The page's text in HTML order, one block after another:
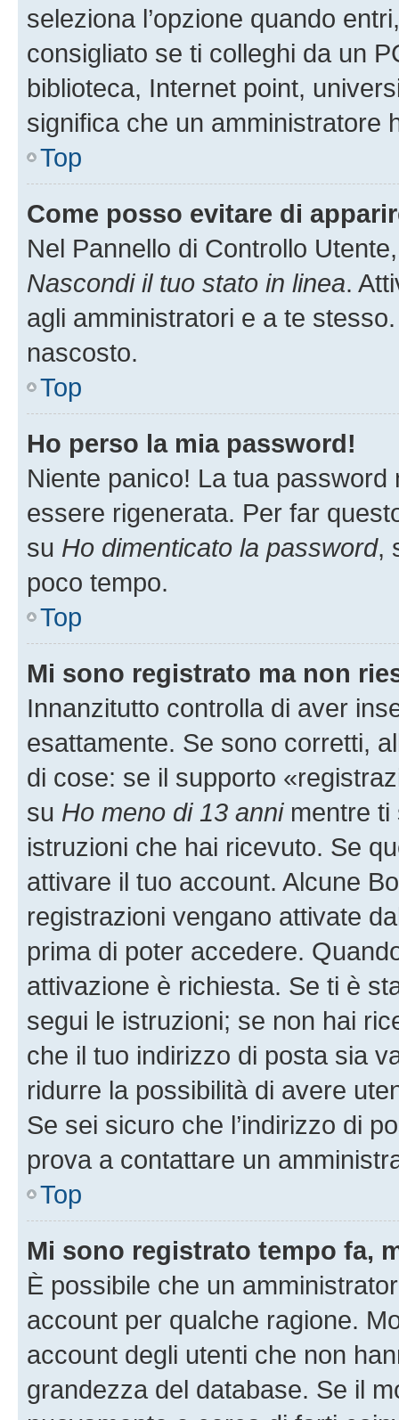
seleziona l’opzione quando
consigliato se ti colleghi da un
biblioteca, Internet point,
significa che un amministratore
Top
Come posso evitare di
Nel Pannello di Controllo
Nascondi il tuo stato in linea.
agli amministratori e a te
nascosto.
Top
Ho perso la mia password!
Niente panico! La tua
essere rigenerata. Per far
su Ho dimenticato la password,
poco tempo.
Top
Mi sono registrato ma non
Innanzitutto controlla di aver
esattamente. Se sono corretti,
di cose: se il supporto
su Ho meno di 13 annimentre ti
istruzioni che hai ricevuto. Se
attivare il tuo account. Alcune
registrazioni vengano attivate
prima di poter accedere.
attivazione è richiesta. Se ti è
segui le istruzioni; se non hai
che il tuo indirizzo di posta sia
ridurre la possibilità di avere
Se sei sicuro che l’indirizzo di
prova a contattare un
Top
Mi sono registrato tempo fa,
È possibile che un
account per qualche ragione.
account degli utenti che non
grandezza del database. Se il